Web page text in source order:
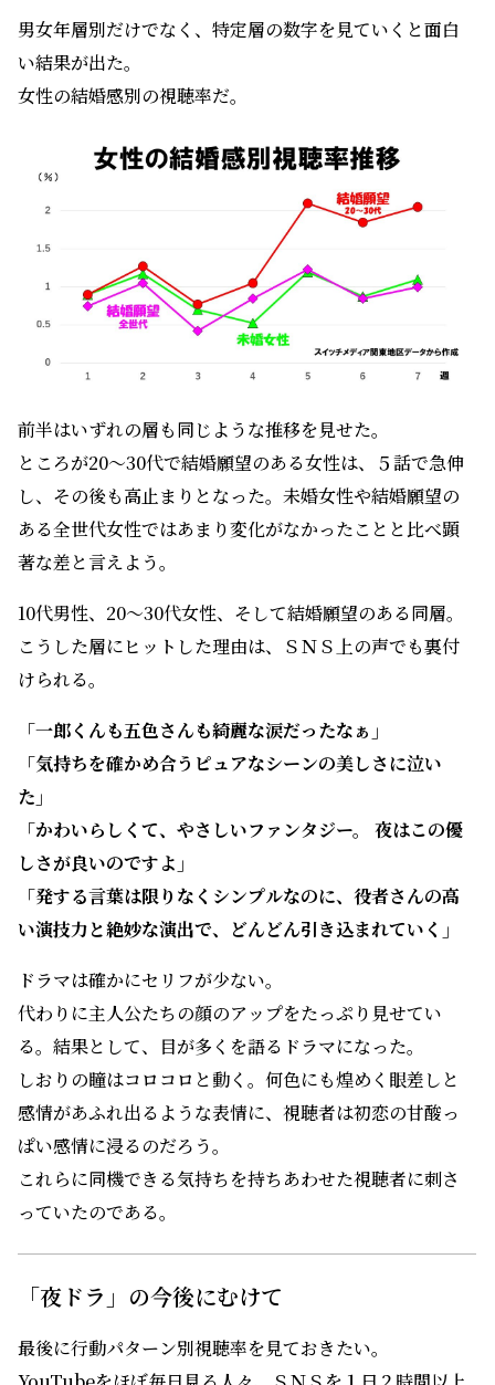
男女年層別だけでなく、特定層の数字を見ていくと面白
い結果が出た。
女性の結婚感別の視聴率だ。
前半はいずれの層も同じような推移を見せた。
ところが20～30代で結婚願望のある女性は、５話で急伸
し、その後も高止まりとなった。未婚女性や結婚願望の
ある全世代女性ではあまり変化がなかったことと比べ顕
著な差と言えよう。
10代男性、20～30代女性、そして結婚願望のある同層。
こうした層にヒットした理由は、ＳＮＳ上の声でも裏付
けられる。
「一郎くんも五色さんも綺麗な涙だったなぁ」
「気持ちを確かめ合うピュアなシーンの美しさに泣い
た」
「かわいらしくて、やさしいファンタジー。 夜はこの優
しさが良いのですよ」
「発する言葉は限りなくシンプルなのに、役者さんの高
い演技力と絶妙な演出で、どんどん引き込まれていく」
ドラマは確かにセリフが少ない。
代わりに主人公たちの顔のアップをたっぷり見せてい
る。結果として、目が多くを語るドラマになった。
しおりの瞳はコロコロと動く。何色にも煌めく眼差しと
感情があふれ出るような表情に、視聴者は初恋の甘酸っ
ぱい感情に浸るのだろう。
これらに同機できる気持ちを持ちあわせた視聴者に刺さ
っていたのである。
「夜ドラ」の今後にむけて
最後に行動パターン別視聴率を見ておきたい。